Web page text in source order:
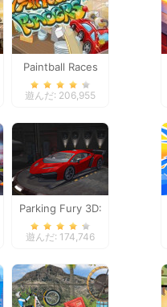
Paintball Races
遊んだ: 206,955
Parking Fury 3D:
Night Thief
遊んだ: 174,746